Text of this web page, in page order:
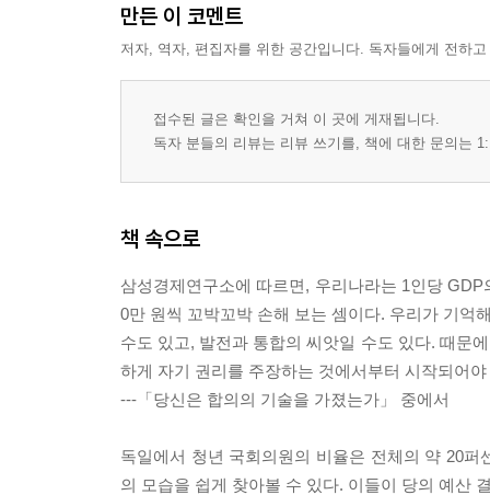
만든 이 코멘트
저자, 역자, 편집자를 위한 공간입니다. 독자들에게 전하
접수된 글은 확인을 거쳐 이 곳에 게재됩니다.
독자 분들의 리뷰는 리뷰 쓰기를, 책에 대한 문의는
책 속으로
삼성경제연구소에 따르면, 우리나라는 1인당
0만 원씩 꼬박꼬박 손해 보는 셈이다. 우리가 기억
수도 있고, 발전과 통합의 씨앗일 수도 있다. 때문
하게 자기 권리를 주장하는 것에서부터 시작되어
---「당신은 합의의 기술을 가졌는가」 중에서
독일에서 청년 국회의원의 비율은 전체의 약 20
의 모습을 쉽게 찾아볼 수 있다. 이들이 당의 예산